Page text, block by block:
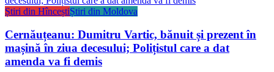
Știri din HînceștiȘtiri din Moldova
Cernăuțeanu: Dumitru Vartic, bănuit și prezent în
mașină în ziua decesului; Polițistul care a dat
amenda va fi demis